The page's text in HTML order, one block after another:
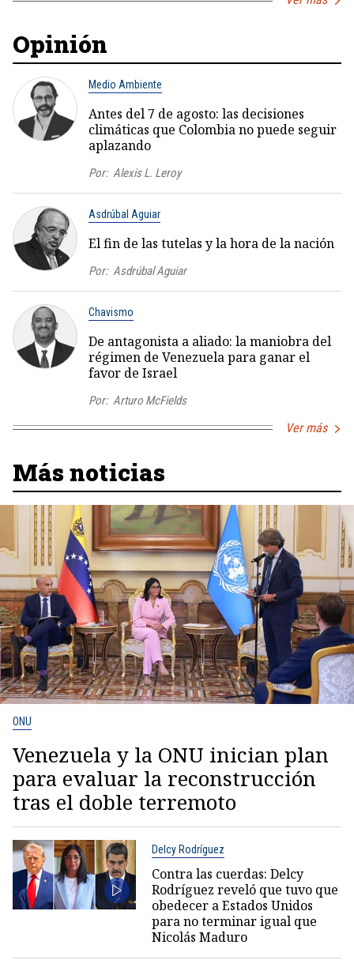
Opinión
Medio Ambiente
Antes del 7 de agosto: las decisiones
climáticas que Colombia no puede seguir
aplazando
Por: Alexis L. Leroy
Asdrúbal Aguiar
El fin de las tutelas y la hora de la nación
Por: Asdrúbal Aguiar
Chavismo
De antagonista a aliado: la maniobra del
régimen de Venezuela para ganar el
favor de Israel
Por: Arturo McFields
Ver más
Más noticias
ONU
Venezuela y la ONU inician plan
para evaluar la reconstrucción
tras el doble terremoto
Delcy Rodríguez
Contra las cuerdas: Delcy
Rodríguez reveló que tuvo que
obedecer a Estados Unidos
para no terminar igual que
Nicolás Maduro